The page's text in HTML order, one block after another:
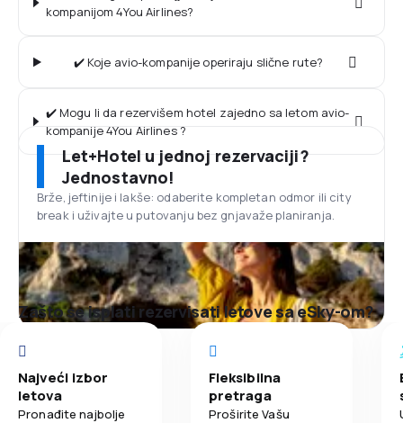
kompanijom 4You Airlines?
✔️ Koje avio-kompanije operiraju slične rute?
✔️ Mogu li da rezervišem hotel zajedno sa letom avio-
kompanije 4You Airlines ?
Let+Hotel u jednoj rezervaciji?
Jednostavno!
Brže, jeftinije i lakše: odaberite kompletan odmor ili city
break i uživajte u putovanju bez gnjavaže planiranja.
Zašto se isplati rezervisati letove sa eSky-om?
Najveći izbor
letova
Pronađite najbolje
Fleksibilna
pretraga
Proširite Vašu